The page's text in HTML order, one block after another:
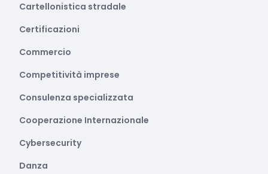
Cartellonistica stradale
Certificazioni
Commercio
Competitività imprese
Consulenza specializzata
Cooperazione Internazionale
Cybersecurity
Danza